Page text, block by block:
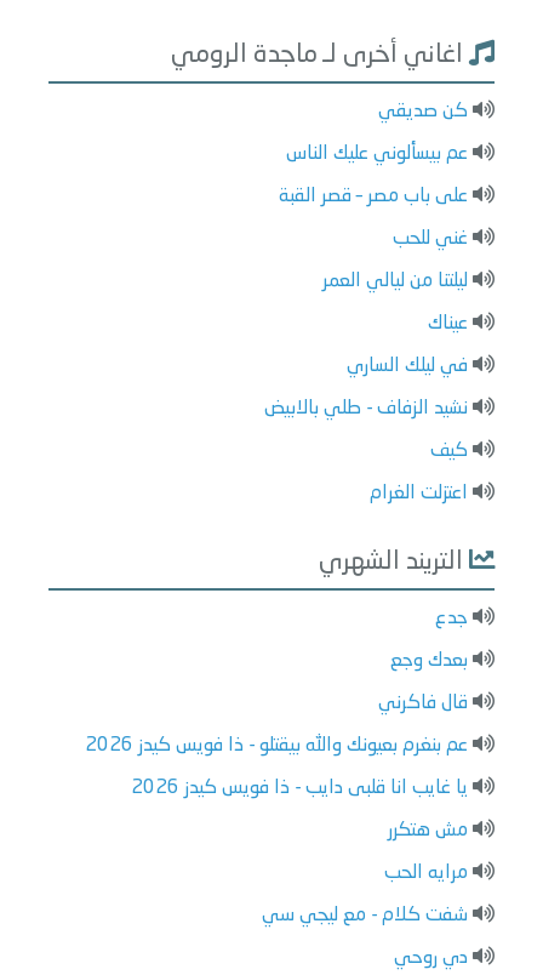
اغاني أخرى لـ ماجدة الرومي
كن صديقي
عم بيسألوني عليك الناس
على باب مصر – قصر القبة
غني للحب
ليلتنا من ليالي العمر
عيناك
في ليلك الساري
نشيد الزفاف - طلي بالابيض
كيف
اعتزلت الغرام
التريند الشهري
جدع
بعدك وجع
قال فاكرني
عم بنغرم بعيونك والله بيقتلو - ذا فويس كيدز 2026
يا غايب انا قلبى دايب - ذا فويس كيدز 2026
مش هتكرر
مرايه الحب
شفت كلام - مع ليجي سي
دي روحي